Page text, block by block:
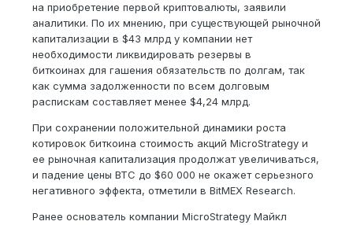
на приобретение первой криптовалюты, заявили
аналитики. По их мнению, при существующей рыночной
капитализации в $43 млрд у компании нет
необходимости ликвидировать резервы в
биткоинах для гашения обязательств по долгам, так
как сумма задолженности по всем долговым
распискам составляет менее $4,24 млрд.
При сохранении положительной динамики роста
котировок биткоина стоимость акций MicroStrategy и
ее рыночная капитализация продолжат увеличиваться,
и падение цены BTC до $60 000 не окажет серьезного
негативного эффекта, отметили в BitMEX Research.
Ранее основатель компании MicroStrategy Майкл